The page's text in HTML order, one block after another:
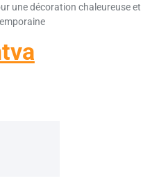
une décoration chaleureuse et